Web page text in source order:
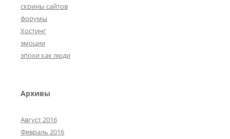
скрины сайтов
форумы
Хостинг
эмоции
эпохи как люди
Архивы
Август 2016
Февраль 2016